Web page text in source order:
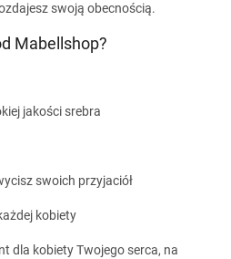
swoją obecnością.
Mabellshop?
jakości srebra
swoich przyjaciół
kobiety
dla kobiety Twojego serca, na